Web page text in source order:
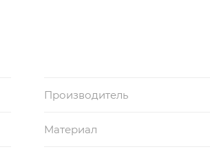
Производитель
Материал